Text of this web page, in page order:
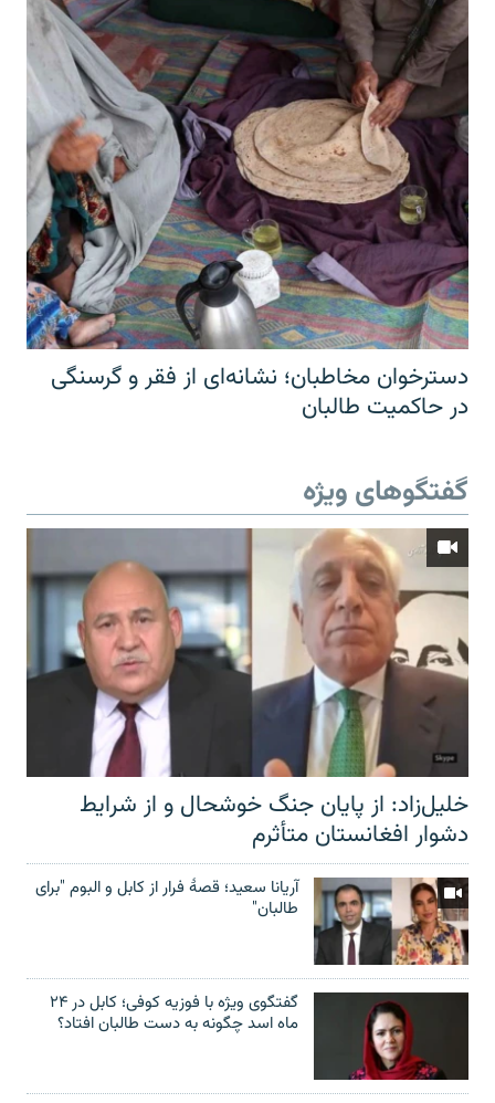
دسترخوان مخاطبان؛ نشانه‌ای از فقر و گرسنگی
در حاکمیت طالبان
گفتگوهای ویژه
خلیل‌زاد: از پایان جنگ خوشحال و از شرایط
دشوار افغانستان متأثرم
آریانا سعید؛ قصۀ فرار از کابل و البوم "برای
طالبان"
گفتگوی ویژه با فوزیه کوفی؛ کابل در ۲۴
ماه اسد چگونه به دست طالبان افتاد؟